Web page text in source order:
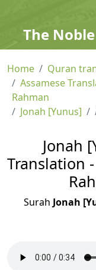
The
Home
Quran
Assamese
Rahman
Jonah [Yunus]
Jonah
Translation
Surah Jonah